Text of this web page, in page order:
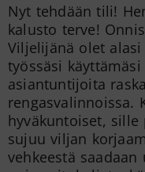
Nyt tehdään tili!
kalusto terve!
Viljelijänä olet
työssäsi
asiantuntijoita
rengasvalinnoissa.
hyväkuntoiset, sille
sujuu viljan
vehkeestä